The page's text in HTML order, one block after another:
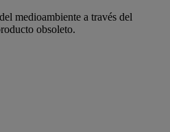
medioambiente a través del
obsoleto.